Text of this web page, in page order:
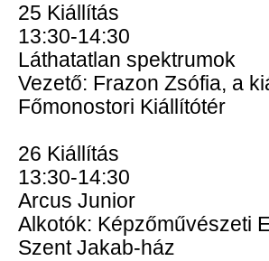
25 Kiállítás
13:30-14:30
Láthatatlan spektrumok
Vezető: Frazon Zsófia, a
Főmonostori Kiállítótér
26 Kiállítás
13:30-14:30
Arcus Junior
Alkotók: Képzőművészeti
Szent Jakab-ház